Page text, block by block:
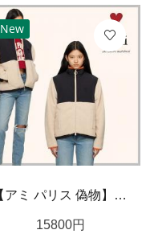
New
【アミ パリス 偽物】オフホワイト Ami De Coeur スウェットシャツ
15800円